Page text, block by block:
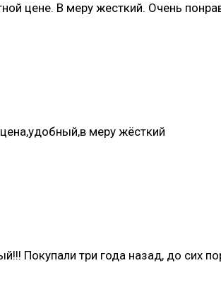
цене. В меру жесткий. Очень
меру жёсткий
Покупали три года назад, до сих